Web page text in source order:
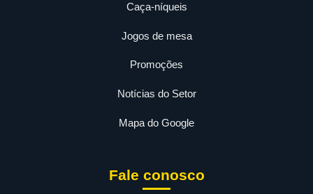
Caça-níqueis
Jogos de mesa
Promoções
Notícias do Setor
Mapa do Google
Fale conosco